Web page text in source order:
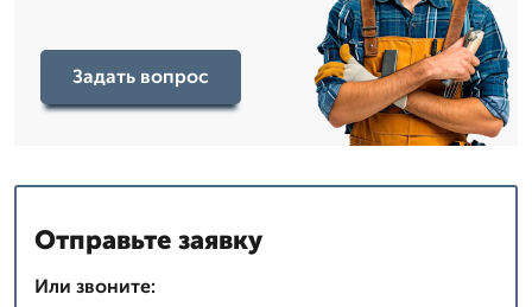
Задать вопрос
Отправьте заявку
Или звоните: